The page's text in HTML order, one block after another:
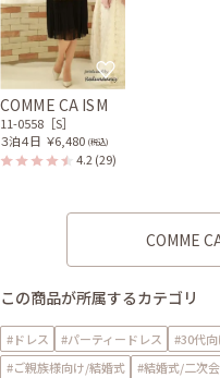
COMME CA ISM
11-0558［S］
３泊４日 ￥6,480 (税込)
4.2 (29)
COMME
この商品が所属するカテゴリ
#ドレス #パーティードレス #30代向
#ご親族様向け/結婚式
#結婚式/二次会